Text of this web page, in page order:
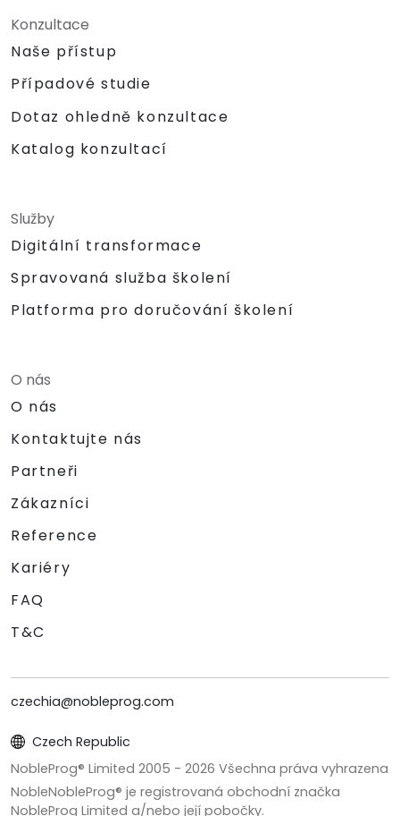
Konzultace
Naše přístup
Případové studie
Dotaz ohledně konzultace
Katalog konzultací
Služby
Digitální transformace
Spravovaná služba školení
Platforma pro doručování školení
O nás
O nás
Kontaktujte nás
Partneři
Zákazníci
Reference
Kariéry
FAQ
T&C
czechia@nobleprog.com
Czech Republic
NobleProg® Limited 2005 - 2026 Všechna práva vyhrazena
NobleNobleProg® je registrovaná obchodní značka
NobleProg Limited a/nebo její pobočky.